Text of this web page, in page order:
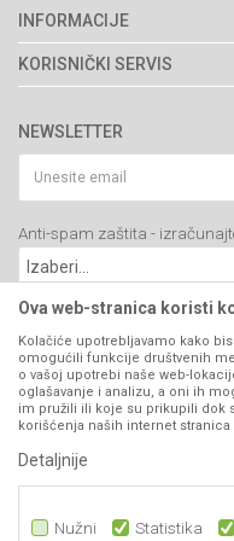
Agromarket doo
Adresa: Kraljevačkog
34000 Kragujevac, Srbija
webshop@agromarket.rs
PIB: 102135221
Matični broj: 07593252
INFORMACIJE
O nama
Prodavnice
Brendovi
Katalozi
Blog
Najčešća pitanja
KORISNIČKI SERVIS
Politika privatnosti
Kako kupiti
Isporuka
Click & Collect
Načini plaćanja
Plaćanje karticama
Web kredit Raiffeisen banke
Pravo na odustajanje
Reklamacije
Zamena artikala
NEWSLETTER
Anti-spam zaštita -
VIBER I SMS NEWSLETTER
PRATITE NAS
Ova web-stranica koristi
Kolačiće upotrebljavamo kako
omogućili funkcije društvenih
o vašoj upotrebi naše web-
oglašavanje i analizu, a oni ih
im pružili ili koje su prikupili dok
korišćenja naših internet
Detaljnije
Nužni Statistika